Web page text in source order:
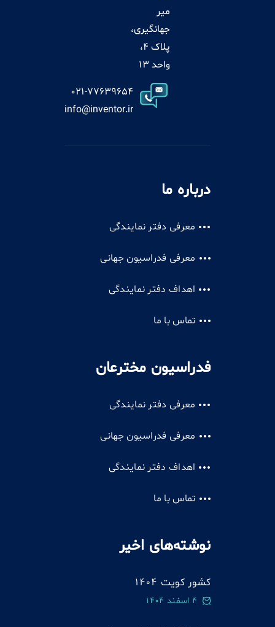
میر
جهانگیری،
پلاک 4،
واحد 13
021-77639654
info@inventor.ir
درباره ما
معرفی دفتر نمایندگی
معرفی فدراسیون جهانی
اهداف دفتر نمایندگی
تماس با ما
فدراسیون مخترعان
معرفی دفتر نمایندگی
معرفی فدراسیون جهانی
اهداف دفتر نمایندگی
تماس با ما
نوشته‌های اخیر
کشور کویت 1404
4 اسفند 1404